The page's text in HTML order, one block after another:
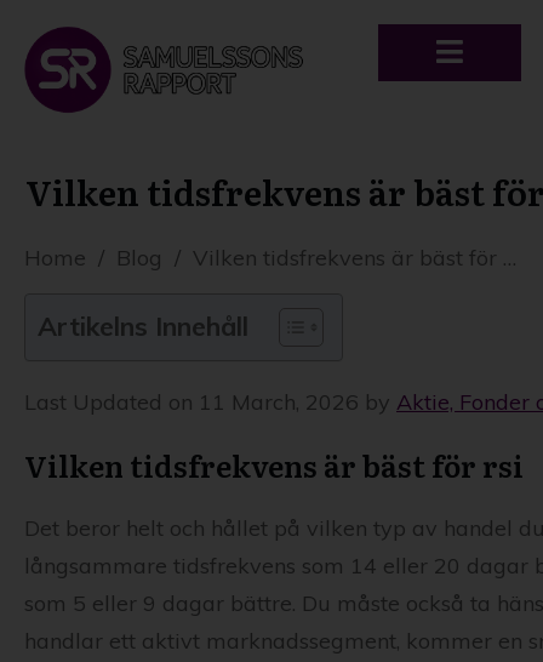
Vilken tidsfrekvens är bäst
Home / Blog / Vilken tidsfrekvens är bäst för RSI?
Artikelns Innehåll
Last Updated on 11 March, 2026 by Aktie, Fonder
Vilken tidsfrekvens är bäst för rsi
Det beror helt och hållet på vilken typ av handel
långsammare tidsfrekvens som 14 eller 20 dagar
som 5 eller 9 dagar bättre. Du måste också ta
handlar ett aktivt marknadssegment, kommer en